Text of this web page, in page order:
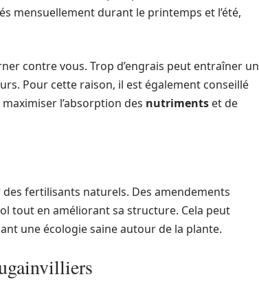
mensuellement durant le printemps et l’été,
contre vous. Trop d’engrais peut entraîner un
Pour cette raison, il est également conseillé
l’absorption des nutriments et de
fertilisants naturels. Des amendements
tout en améliorant sa structure. Cela peut
une écologie saine autour de la plante.